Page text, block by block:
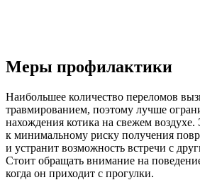
Меры профилактики
Наибольшее количество переломов
травмированием, поэтому лучше
нахождения котика на свежем воздухе.
к минимальному риску получения
и устранит возможность встречи с
Стоит обращать внимание на
когда он приходит с прогулки.